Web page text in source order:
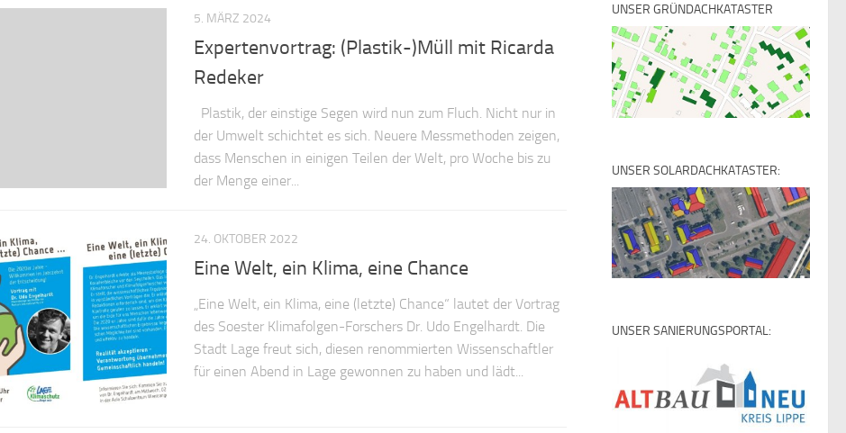
5. MÄRZ 2024
Expertenvortrag: (Plastik-)Müll mit Ricarda
Redeker
Plastik, der einstige Segen wird nun zum Fluch. Nicht nur in
der Umwelt schichtet es sich. Neuere Messmethoden zeigen,
dass Menschen in einigen Teilen der Welt, pro Woche bis zu
der Menge einer...
24. OKTOBER 2022
Eine Welt, ein Klima, eine Chance
„Eine Welt, ein Klima, eine (letzte) Chance“ lautet der Vortrag
des Soester Klimafolgen-Forschers Dr. Udo Engelhardt. Die
Stadt Lage freut sich, diesen renommierten Wissenschaftler
für einen Abend in Lage gewonnen zu haben und lädt...
UNSER GRÜNDACHKATASTER
UNSER SOLARDACHKATASTER:
UNSER SANIERUNGSPORTAL: